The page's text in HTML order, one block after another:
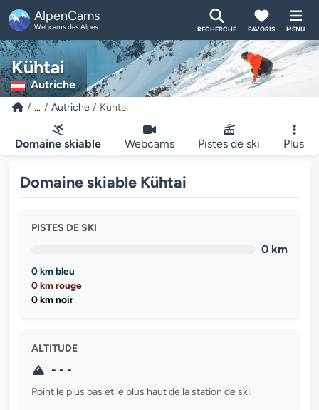
AlpenCams
Webcams des Alpes RECHERCHE FAVORIS MENU
Kühtai
Autriche
... Autriche Kühtai
Domaine skiable Webcams Pistes de ski Plus
Domaine skiable Kühtai
PISTES DE SKI
0 km
0 km bleu
0 km rouge
0 km noir
ALTITUDE
- - -
Point le plus bas et le plus haut de la station de ski.